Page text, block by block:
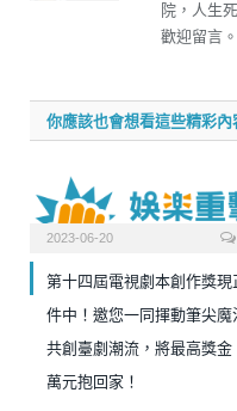
院，人生
歡迎留言。
你應該也會想看這些精彩內
2023-06-20
第十四屆電視劇本創作獎現
件中！邀您一同揮動筆尖魔
共創臺劇潮流，將最高獎金
萬元抱回家！